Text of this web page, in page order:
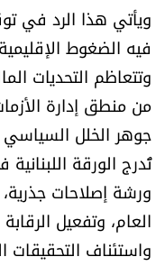
ويأتي هذا الرد في
فيه الضغوط
وتتعاظم التحديات
من منطق إدارة
جوهر الخلل
تُدرج الورقة
ورشة إصلاحات
العام، وتفعيل
واستئناف